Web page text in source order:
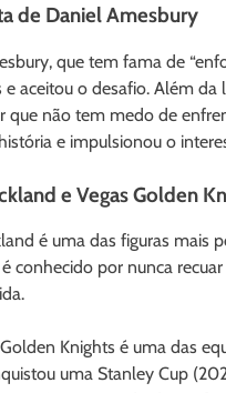
de Daniel Amesbury
que tem fama de
e aceitou o desafio. Além
que não tem medo de
e impulsionou o
e Vegas Golden
é uma das figuras mais
conhecido por nunca
Golden Knights é uma das
uma Stanley Cup